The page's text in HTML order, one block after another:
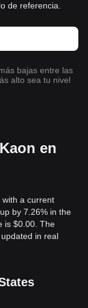
de referencia.
bajas entre las
alto sea tu nivel
en
with a current
by 7.26% in the
is $0.00. The
in real